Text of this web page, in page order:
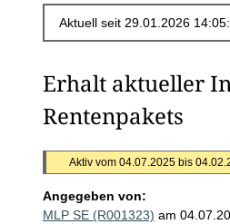
Erhalt aktueller
Rentenpakets
Aktiv vom 04.07.2025 bis
Angegeben von:
MLP SE (R001323) am